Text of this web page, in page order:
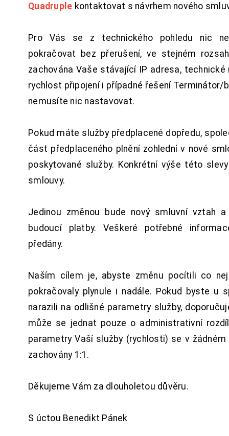
Quadruple kontaktovat s návrhem nového
Pro Vás se z technického pohledu nic
pokračovat bez přerušení, ve stejném
zachována Vaše stávající IP adresa, technické
rychlost připojení i případné řešení Terminátor/
nemusíte nic nastavovat.
Pokud máte služby předplacené dopředu,
část předplaceného plnění zohlední v nové
poskytované služby. Konkrétní výše této
smlouvy.
Jedinou změnou bude nový smluvní vztah
budoucí platby. Veškeré potřebné
předány.
Naším cílem je, abyste změnu pocítili co
pokračovaly plynule i nadále. Pokud byste u
narazili na odlišné parametry služby,
může se jednat pouze o administrativní
parametry Vaší služby (rychlosti) se v
zachovány 1:1.
Děkujeme Vám za dlouholetou důvěru.
S úctou Benedikt Pánek